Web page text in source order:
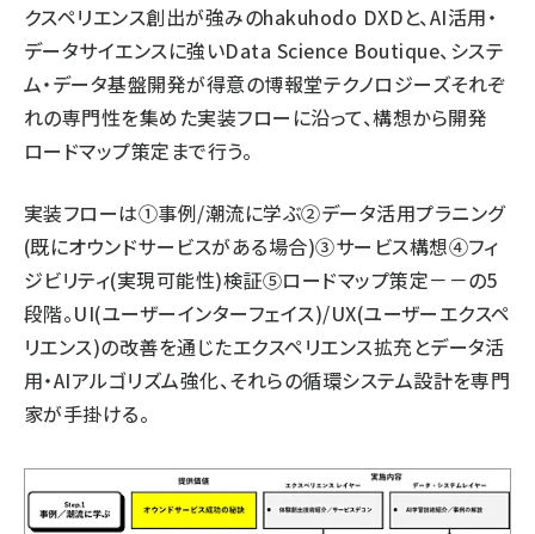
クスペリエンス創出が強みのhakuhodo DXDと、AI活用・
データサイエンスに強いData Science Boutique、システ
ム・データ基盤開発が得意の博報堂テクノロジーズそれぞ
れの専門性を集めた実装フローに沿って、構想から開発
ロードマップ策定まで行う。
実装フローは①事例/潮流に学ぶ②データ活用プラニング
(既にオウンドサービスがある場合)③サービス構想④フィ
ジビリティ(実現可能性)検証⑤ロードマップ策定－－の5
段階。UI(ユーザーインターフェイス)/UX(ユーザーエクスペ
リエンス)の改善を通じたエクスペリエンス拡充とデータ活
用・AIアルゴリズム強化、それらの循環システム設計を専門
家が手掛ける。